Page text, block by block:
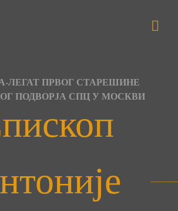
ЛЕГАТ ПРВОГ СТАРЕШИНЕ
ПОДВОРЈА СПЦ У МОСКВИ